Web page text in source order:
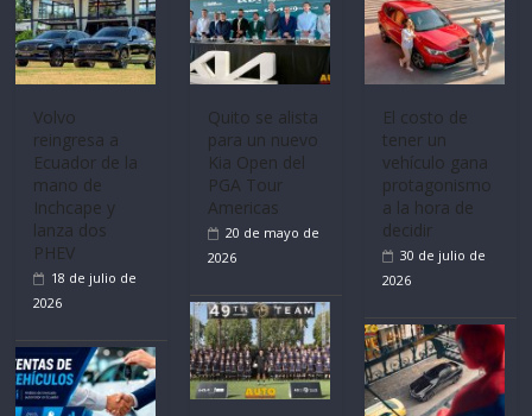
Volvo
reingresa a
Ecuador de la
mano de
Inchcape y
lanza dos
PHEV
18 de julio de
2026
Quito se alista
para un nuevo
Kia Open del
PGA Tour
Americas
20 de mayo de
2026
El costo de
tener un
vehículo gana
protagonismo
a la hora de
decidir
30 de julio de
2026